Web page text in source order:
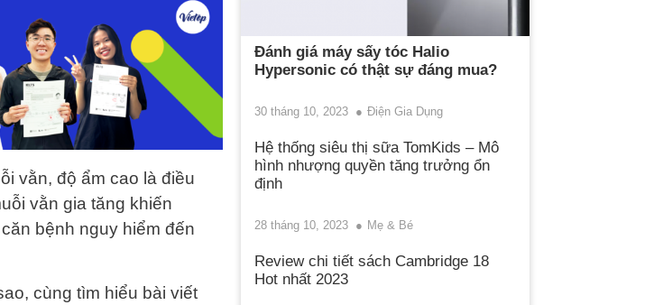
vằn, độ ẩm cao là điều
vằn gia tăng khiến
bệnh nguy hiểm đến
cùng tìm hiểu bài viết
Đánh giá máy sấy tóc Halio
Hypersonic có thật sự đáng mua?
30 tháng 10, 2023 Điện Gia Dụng
Hệ thống siêu thị sữa TomKids – Mô
hình nhượng quyền tăng trưởng ổn
định
28 tháng 10, 2023 Mẹ & Bé
Review chi tiết sách Cambridge 18
Hot nhất 2023